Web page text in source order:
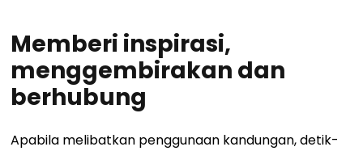
Memberi inspirasi,
menggembirakan dan
berhubung
Apabila melibatkan penggunaan kandungan, detik-